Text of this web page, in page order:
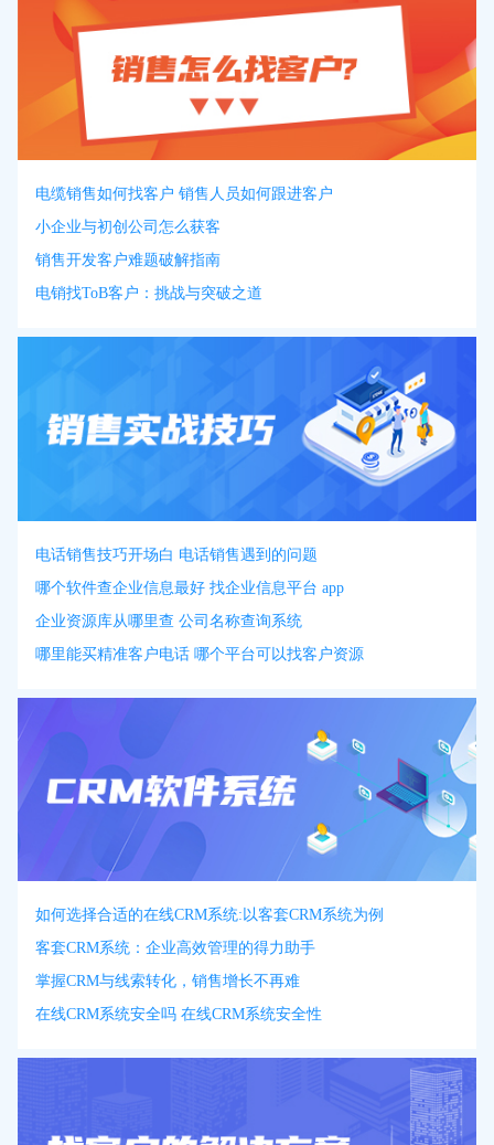
电缆销售如何找客户 销售人员如何跟进客户
小企业与初创公司怎么获客
销售开发客户难题破解指南
电销找ToB客户：挑战与突破之道
电话销售技巧开场白 电话销售遇到的问题
哪个软件查企业信息最好 找企业信息平台 app
企业资源库从哪里查 公司名称查询系统
哪里能买精准客户电话 哪个平台可以找客户资源
如何选择合适的在线CRM系统:以客套CRM系统为例
客套CRM系统：企业高效管理的得力助手
掌握CRM与线索转化，销售增长不再难
在线CRM系统安全吗 在线CRM系统安全性